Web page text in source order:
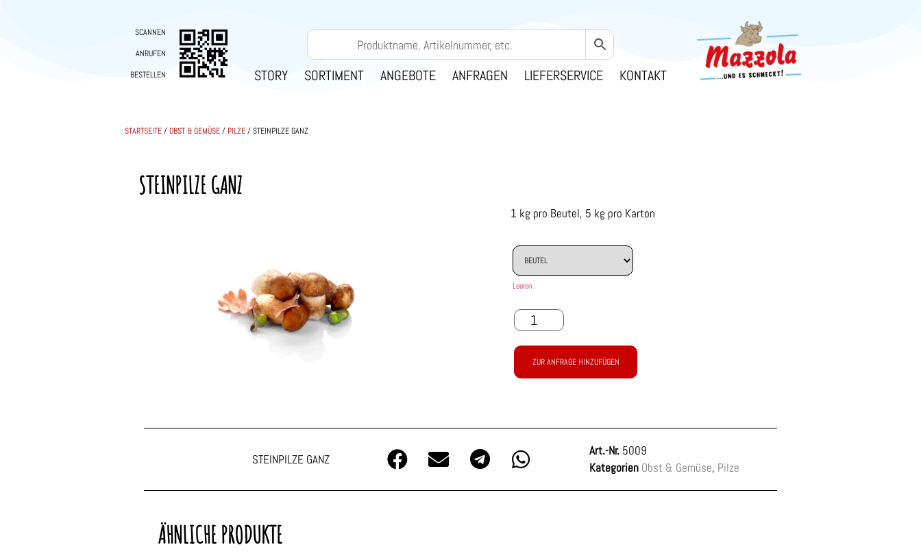
SCANNEN
ANRUFEN
BESTELLEN
STORY SORTIMENT ANGEBOTE ANFRAGEN LIEFERSERVICE KONTAKT
STARTSEITE/OBST & GEMÜSE/ PILZE/ STEINPILZE GANZ
STEINPILZE GANZ
1 kg pro Beutel, 5 kg pro Karton
Leeren
ZUR ANFRAGE HINZUFÜGEN
STEINPILZE GANZ
Art.-Nr. 5009
Kategorien Obst & Gemüse, Pilze
ÄHNLICHE PRODUKTE